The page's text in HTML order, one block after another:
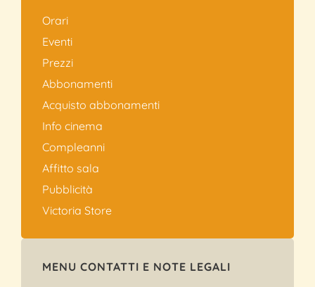
Orari
Eventi
Prezzi
Abbonamenti
Acquisto abbonamenti
Info cinema
Compleanni
Affitto sala
Pubblicità
Victoria Store
MENU CONTATTI E NOTE LEGALI